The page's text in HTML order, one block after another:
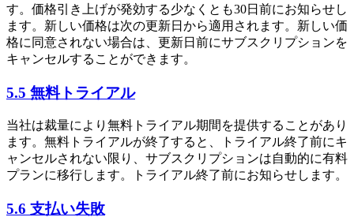
す。価格引き上げが発効する少なくとも30日前にお知らせし
ます。新しい価格は次の更新日から適用されます。新しい価
格に同意されない場合は、更新日前にサブスクリプションを
キャンセルすることができます。
5.5 無料トライアル
当社は裁量により無料トライアル期間を提供することがあり
ます。無料トライアルが終了すると、トライアル終了前にキ
ャンセルされない限り、サブスクリプションは自動的に有料
プランに移行します。トライアル終了前にお知らせします。
5.6 支払い失敗